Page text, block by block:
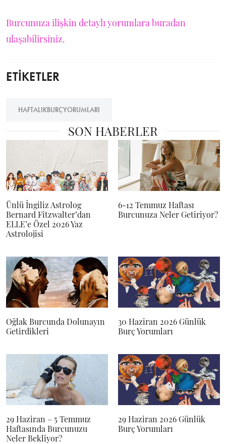
Burcunuza ilişkin detaylı yorumlara buradan
ulaşabilirsiniz.
ETİKETLER
HAFTALIKBURÇYORUMLARI
SON HABERLER
Ünlü İngiliz Astrolog
Bernard Fitzwalter’dan
ELLE’e Özel 2026 Yaz
Astrolojisi
6-12 Temmuz Haftası
Burcunuza Neler Getiriyor?
Oğlak Burcunda Dolunayın
Getirdikleri
30 Haziran 2026 Günlük
Burç Yorumları
29 Haziran – 5 Temmuz
Haftasında Burcunuzu
Neler Bekliyor?
29 Haziran 2026 Günlük
Burç Yorumları